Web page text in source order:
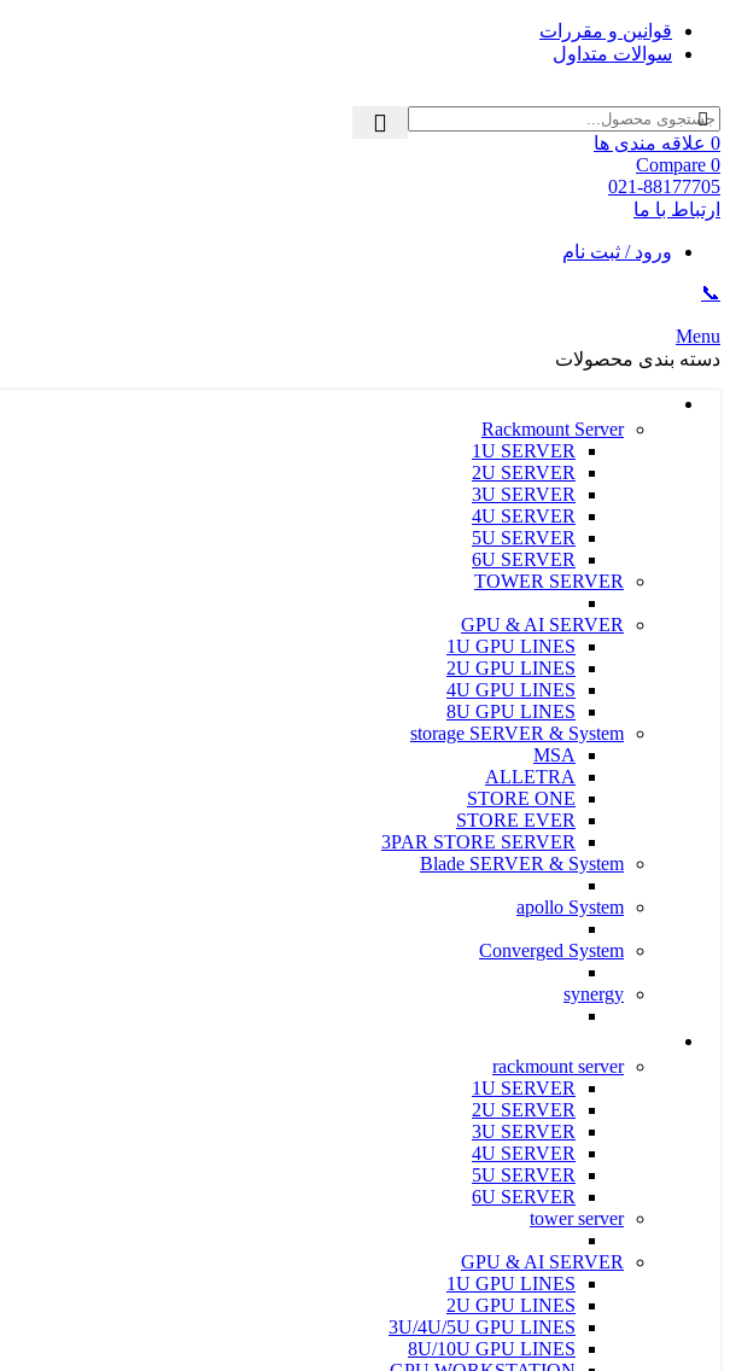
قوانین و مقررات
سوالات متداول
0 علاقه مندی ها
0
Compare
021-88177705
ارتباط با ما
ورود / ثبت نام
📞
Menu
دسته بندی محصولات
Rackmount Server
1U SERVER
2U SERVER
3U SERVER
4U SERVER
5U SERVER
6U SERVER
TOWER SERVER
GPU & AI SERVER
1U GPU LINES
2U GPU LINES
4U GPU LINES
8U GPU LINES
storage SERVER & System
MSA
ALLETRA
STORE ONE
STORE EVER
3PAR STORE SERVER
Blade SERVER & System
apollo System
Converged System
synergy
rackmount server
1U SERVER
2U SERVER
3U SERVER
4U SERVER
5U SERVER
6U SERVER
tower server
GPU & AI SERVER
1U GPU LINES
2U GPU LINES
3U/4U/5U GPU LINES
8U/10U GPU LINES